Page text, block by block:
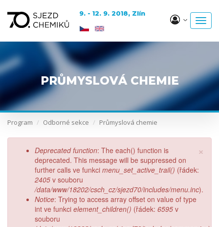
k
hlavnímu
obsahu
9. - 12. 9. 2018, Zlín
Program Odborné sekce Průmyslová chemie
×
Chybová
zpráva
Deprecated function: The each() function is
deprecated. This message will be suppressed on
further calls ve funkci menu_set_active_trail() (řádek:
2405 v souboru
/data/www/18202/csch_cz/sjezd70/includes/menu.inc).
Notice: Trying to access array offset on value of type
int ve funkci element_children() (řádek: 6595 v
souboru